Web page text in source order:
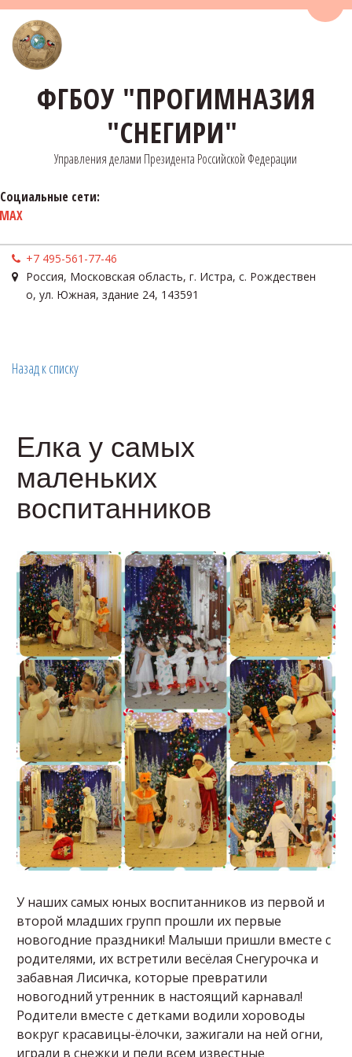
ФГБОУ "ПРОГИМНАЗИЯ
"СНЕГИРИ"
Управления делами Президента Российской Федерации
Социальные сети:
MAX
+7 495-561-77-46
Россия, Московская область, г. Истра, с. Рождествен
о, ул. Южная, здание 24, 143591
Назад к списку
Елка у самых
маленьких
воспитанников
У наших самых юных воспитанников из первой и
второй младших групп прошли их первые
новогодние праздники! Малыши пришли вместе с
родителями, их встретили весёлая Снегурочка и
забавная Лисичка, которые превратили
новогодний утренник в настоящий карнавал!
Родители вместе с детками водили хороводы
вокруг красавицы-ëлочки, зажигали на ней огни,
играли в снежки и пели всем известные